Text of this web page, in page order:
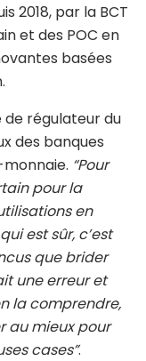
2018, par la BCT
et des POC en
basées
de régulateur du
des banques
“Pour
pour la
en
est sûr, c’est
que brider
une erreur et
la comprendre,
au mieux pour
cases”.